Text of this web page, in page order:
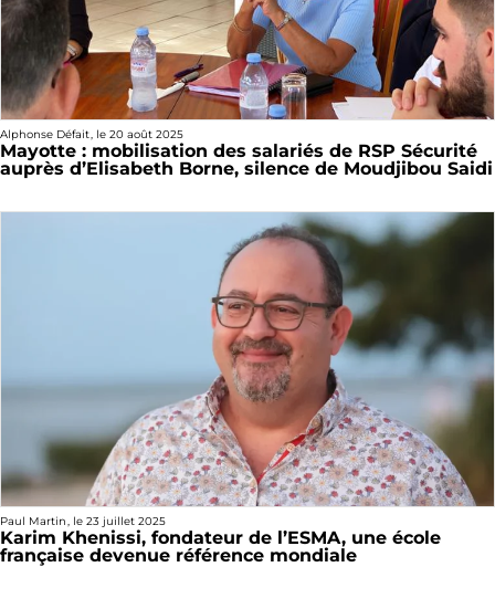
Alphonse Défait, le 20 août 2025
Mayotte : mobilisation des salariés de RSP Sécurité
auprès d’Elisabeth Borne, silence de Moudjibou Saidi
Paul Martin, le 23 juillet 2025
Karim Khenissi, fondateur de l’ESMA, une école
française devenue référence mondiale